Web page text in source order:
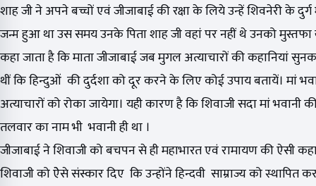
शाह जी ने अपने बच्चों एवं जीजाबाई की रक्षा के लिये उन्हें शिवनेरी के
जन्म हुआ था उस समय उनके पिता शाह जी वहां पर नहीं थे उनको मुस्तफा
कहा जाता है कि माता जीजाबाई जब मुगल अत्याचारों की कहानियां
थीं कि हिन्दुओं की दुर्दशा को दूर करने के लिए कोई उपाय बतायें। मां
अत्याचारों को रोका जायेगा। यही कारण है कि शिवाजी सदा मां भवानी
तलवार का नाम भी भवानी ही था ।
जीजाबाई ने शिवाजी को बचपन से ही महाभारत एवं रामायण की ऐसी
शिवाजी को ऐेसे संस्कार दिए कि उन्होंने हिन्दवी साम्राज्य को स्थापित